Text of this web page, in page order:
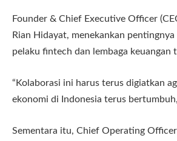
Founder & Chief Executive Officer
Rian Hidayat, menekankan
pelaku fintech dan lembaga keuangan
“Kolaborasi ini harus terus digiatkan
ekonomi di Indonesia terus
Sementara itu, Chief Operating